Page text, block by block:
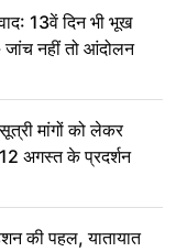
13वें दिन भी भूख
जांच नहीं तो आंदोलन
मांगों को लेकर
अगस्त के प्रदर्शन
की पहल, यातायात